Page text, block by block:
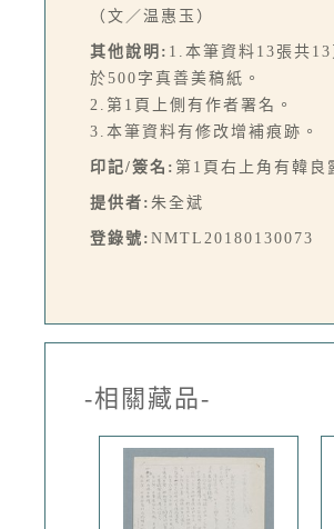
（文／温惠玉）
其他說明: 1.本筆資料13張共13
於500字真善美稿紙。
2.第1頁上側有作者署名。
3.本筆資料有修改增補痕跡。
印記/簽名: 第1頁右上角有韓良
提供者: 朱全斌
登錄號: NMTL20180130073
-相關藏品-